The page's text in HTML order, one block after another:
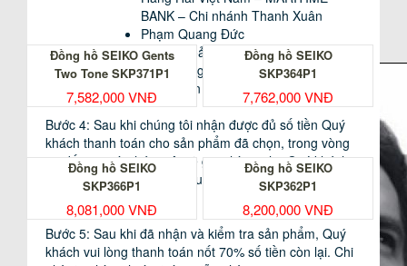
3. ĐỒNG HỒ CÓ CHỨC NĂNG CHRONOGRAPH
hưởng của thiên tai, hỏa hoạn, lũ lụt, tai nạn hoặc cố
tình gây hư hỏng…
II. DỊCH VỤ SỬA CHỮA:
1. SỬA CHỮA:
Chuyên gia kỹ thuật dày dạn kinh nghiệm vềđồng hồ
của chúng tôi sẵn sàng tư vấn và đưa ra giải pháp kỹ
thuật tốt nhất, nhanh nhất để sửa chữa cho đồng hồ
2. THAY PIN:
BANK – Chi nhánh Thanh Xuân
Phạm Quang Đức
Số tài khoản: 1500 2055 63080
Ngân hàng Nông nghiệp và Phát triển
Nông thôn (Agribank) – HN
Bước 4: Sau khi chúng tôi nhận được đủ số tiền Quý
khách thanh toán cho sản phẩm đã chọn, trong vòng
24 đến 48 giờ chúng tôi sẽ giao hàng cho Quý khách
theo địa chỉ Quý khách yêu cầu bằng hình thức Phát
Bước 5: Sau khi đã nhận và kiểm tra sản phẩm, Quý
khách vui lòng thanh toán nốt 70% số tiền còn lại. Chi
Đồng hồ SEIKO Gents
Two Tone SKP371P1
7,582,000 VNĐ
Đồng hồ SEIKO
SKP364P1
7,762,000 VNĐ
Đồng hồ SEIKO
SKP366P1
8,081,000 VNĐ
Đồng hồ SEIKO
SKP362P1
8,200,000 VNĐ